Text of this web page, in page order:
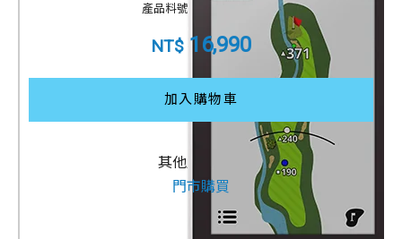
產品料號
NT$ 16,990
加入購物車
其他購買方式
門市購買